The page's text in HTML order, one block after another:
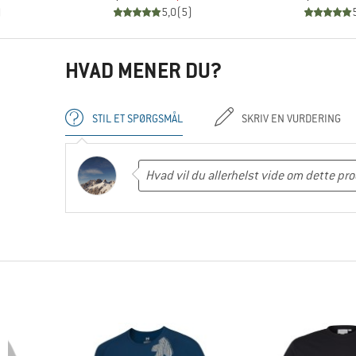
5,0(5)
HVAD MENER DU?
STIL ET SPØRGSMÅL SKRIV EN VURDERING